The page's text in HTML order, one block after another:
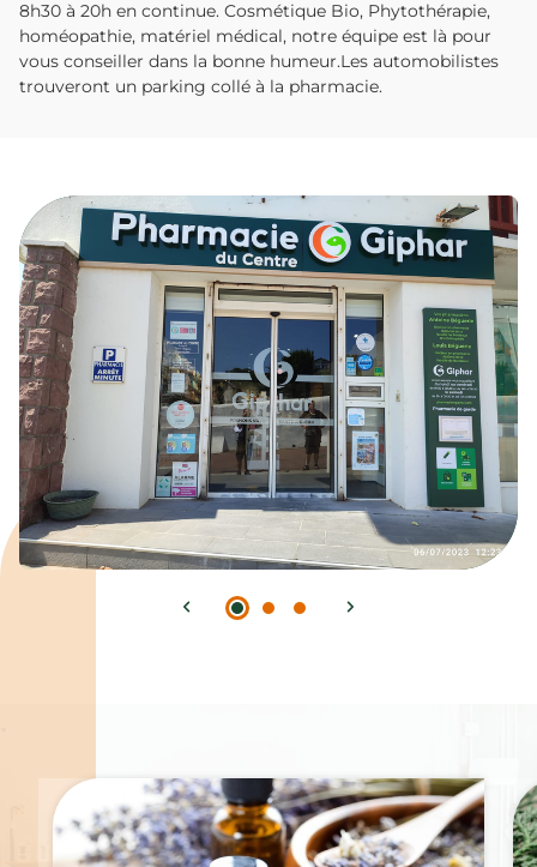
8h30 à 20h en continue. Cosmétique Bio, Phytothérapie,
homéopathie, matériel médical, notre équipe est là pour
vous conseiller dans la bonne humeur.Les automobilistes
trouveront un parking collé à la pharmacie.